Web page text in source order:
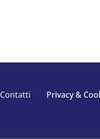
Contatti Privacy &